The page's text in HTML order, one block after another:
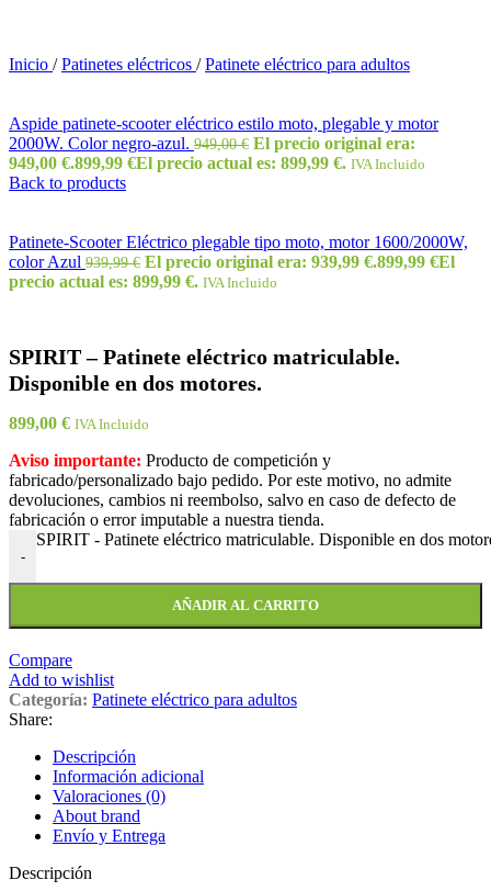
Inicio / Patinetes eléctricos / Patinete eléctrico para adultos
Aspide patinete-scooter eléctrico estilo moto, plegable y motor
2000W. Color negro-azul. 949,00€ El precio original era:
949,00 €.899,99 €El precio actual es: 899,99 €. IVA Incluido
Back to products
Patinete-Scooter Eléctrico plegable tipo moto, motor 1600/2000W,
color Azul 939,99€ El precio original era: 939,99 €.899,99 €El
precio actual es: 899,99 €. IVA Incluido
SPIRIT – Patinete eléctrico matriculable.
Disponible en dos motores.
899,00 € IVA Incluido
Aviso importante: Producto de competición y
fabricado/personalizado bajo pedido. Por este motivo, no admite
devoluciones, cambios ni reembolso, salvo en caso de defecto de
fabricación o error imputable a nuestra tienda.
-
SPIRIT - Patinete eléctrico matriculable. Disponible en dos
AÑADIR AL CARRITO
Compare
Add to wishlist
Categoría: Patinete eléctrico para adultos
Share:
Descripción
Información adicional
Valoraciones (0)
About brand
Envío y Entrega
Descripción